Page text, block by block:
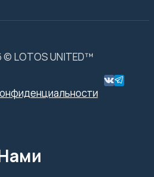
© LOTOS UNITED™